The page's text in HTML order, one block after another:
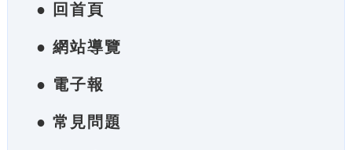
● 回首頁
● 網站導覽
● 電子報
● 常見問題